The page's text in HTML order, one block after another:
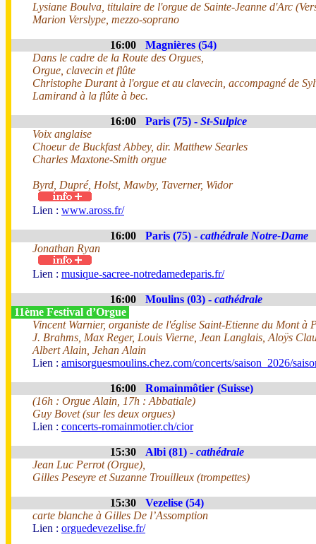
Lysiane Boulva, titulaire de l'orgue de Sainte-Jeanne d'Arc
Marion Verslype, mezzo-soprano
16:00
Magnières (54)
Dans le cadre de la Route des Orgues,
Orgue, clavecin et flûte
Christophe Durant à l'orgue et au clavecin, accompagné de
Lamirand à la flûte à bec.
16:00 Paris (75) - St-Sulpice
Voix anglaise
Choeur de Buckfast Abbey, dir. Matthew Searles
Charles Maxtone-Smith orgue
Byrd, Dupré, Holst, Mawby, Taverner, Widor
Lien : www.aross.fr/
16:00 Paris (75) - cathédrale Notre-Dame
Jonathan Ryan
Lien : musique-sacree-notredamedeparis.fr/
16:00 Moulins (03) - cathédrale
11ème Festival d’Orgue
Vincent Warnier, organiste de l'église Saint-Etienne du Mont à
J. Brahms, Max Reger, Louis Vierne, Jean Langlais, Aloÿs
Albert Alain, Jehan Alain
Lien : amisorguesmoulins.chez.com/concerts/saison_2026/
16:00
Romainmôtier (Suisse)
(16h : Orgue Alain, 17h : Abbatiale)
Guy Bovet (sur les deux orgues)
Lien : concerts-romainmotier.ch/cior
15:30 Albi (81) - cathédrale
Jean Luc Perrot (Orgue),
Gilles Peseyre et Suzanne Trouilleux (trompettes)
15:30
Vezelise (54)
carte blanche à Gilles De l’Assomption
Lien : orguedevezelise.fr/